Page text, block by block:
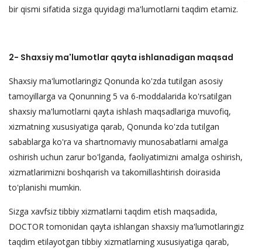
bir qismi sifatida sizga quyidagi ma'lumotlarni taqdim etamiz.
2- Shaxsiy ma'lumotlar qayta ishlanadigan maqsad
Shaxsiy ma'lumotlaringiz Qonunda ko'zda tutilgan asosiy
tamoyillarga va Qonunning 5 va 6-moddalarida ko'rsatilgan
shaxsiy ma'lumotlarni qayta ishlash maqsadlariga muvofiq,
xizmatning xususiyatiga qarab, Qonunda ko'zda tutilgan
sabablarga ko'ra va shartnomaviy munosabatlarni amalga
oshirish uchun zarur bo'lganda, faoliyatimizni amalga oshirish,
xizmatlarimizni boshqarish va takomillashtirish doirasida
to'planishi mumkin.
Sizga xavfsiz tibbiy xizmatlarni taqdim etish maqsadida,
DOCTOR tomonidan qayta ishlangan shaxsiy ma'lumotlaringiz
taqdim etilayotgan tibbiy xizmatlarning xususiyatiga qarab,